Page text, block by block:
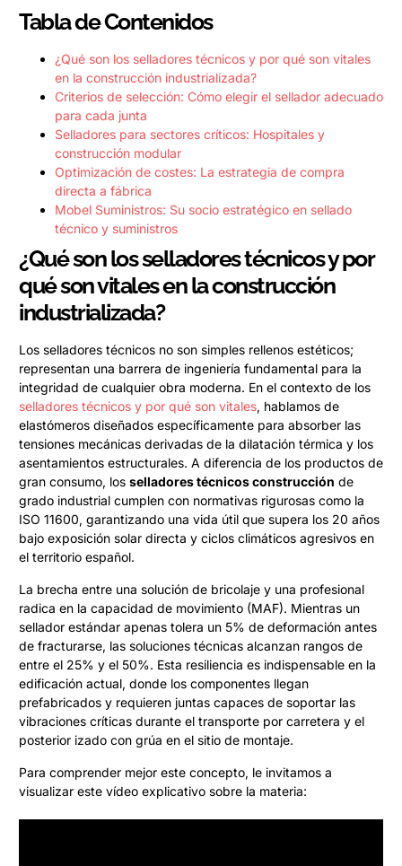
Tabla de Contenidos
¿Qué son los selladores técnicos y por qué son vitales
en la construcción industrializada?
Criterios de selección: Cómo elegir el sellador adecuado
para cada junta
Selladores para sectores críticos: Hospitales y
construcción modular
Optimización de costes: La estrategia de compra
directa a fábrica
Mobel Suministros: Su socio estratégico en sellado
técnico y suministros
¿Qué son los selladores técnicos y por
qué son vitales en la construcción
industrializada?
Los selladores técnicos no son simples rellenos estéticos;
representan una barrera de ingeniería fundamental para la
integridad de cualquier obra moderna. En el contexto de los
selladores técnicos y por qué son vitales, hablamos de
elastómeros diseñados específicamente para absorber las
tensiones mecánicas derivadas de la dilatación térmica y los
asentamientos estructurales. A diferencia de los productos de
gran consumo, los selladores técnicos construcción de
grado industrial cumplen con normativas rigurosas como la
ISO 11600, garantizando una vida útil que supera los 20 años
bajo exposición solar directa y ciclos climáticos agresivos en
el territorio español.
La brecha entre una solución de bricolaje y una profesional
radica en la capacidad de movimiento (MAF). Mientras un
sellador estándar apenas tolera un 5% de deformación antes
de fracturarse, las soluciones técnicas alcanzan rangos de
entre el 25% y el 50%. Esta resiliencia es indispensable en la
edificación actual, donde los componentes llegan
prefabricados y requieren juntas capaces de soportar las
vibraciones críticas durante el transporte por carretera y el
posterior izado con grúa en el sitio de montaje.
Para comprender mejor este concepto, le invitamos a
visualizar este vídeo explicativo sobre la materia: